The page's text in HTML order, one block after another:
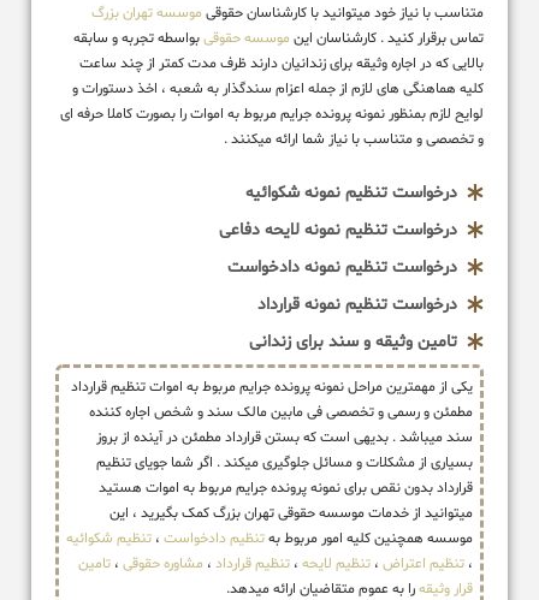
متناسب با نیاز خود میتوانید با کارشناسان حقوقی موسسه تهران بزرگ
تماس برقرار کنید . کارشناسان این موسسه حقوقیبواسطه تجربه و سابقه
بالایی که در اجاره وثیقه برای زندانیان دارند ظرف مدت کمتر از چند ساعت
کلیه هماهنگی های لازم از جمله اعزام سندگذار به شعبه ، اخذ دستورات و
لوایح لازم بمنظور نمونه پرونده جرایم مربوط به اموات را بصورت کاملا حرفه ای
و تخصصی و متناسب با نیاز شما ارائه میکنند .
درخواست تنظیم نمونه شکوائیه
درخواست تنظیم نمونه لایحه دفاعی
درخواست تنظیم نمونه دادخواست
درخواست تنظیم نمونه قرارداد
تامین وثیقه و سند برای زندانی
یکی از مهمترین مراحل نمونه پرونده جرایم مربوط به اموات تنظیم قرارداد
مطمئن و رسمی و تخصصی فی مابین مالک سند و شخص اجاره کننده
سند میباشد . بدیهی است که بستن قرارداد مطمئن در آینده از بروز
بسیاری از مشکلات و مسائل جلوگیری میکند . اگر شما جویای تنظیم
قرارداد بدون نقص برای نمونه پرونده جرایم مربوط به اموات هستید
میتوانید از خدمات موسسه حقوقی تهران بزرگ کمک بگیرید ، این
موسسه همچنین کلیه امور مربوط بهتنظیم دادخواست ، تنظیم شکوائیه
، تنظیم اعتراض ، تنظیم لایحه ، تنظیم قرارداد ، مشاوره حقوقی ، تامین
قرار وثیقهرا به عموم متقاضیان ارائه میدهد.